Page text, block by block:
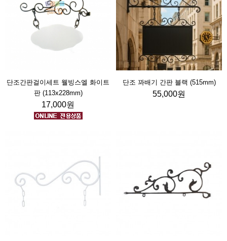
단조간판걸이세트 웰빙스엘 화이트
판 (113x228mm)
17,000원
단조 꽈배기 간판 블랙 (515mm)
55,000원